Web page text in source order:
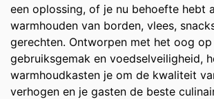
een oplossing, of je nu behoefte hebt
warmhouden van borden, vlees,
gerechten. Ontworpen met het oog
gebruiksgemak en voedselveiligheid,
warmhoudkasten je om de kwaliteit
verhogen en je gasten de beste